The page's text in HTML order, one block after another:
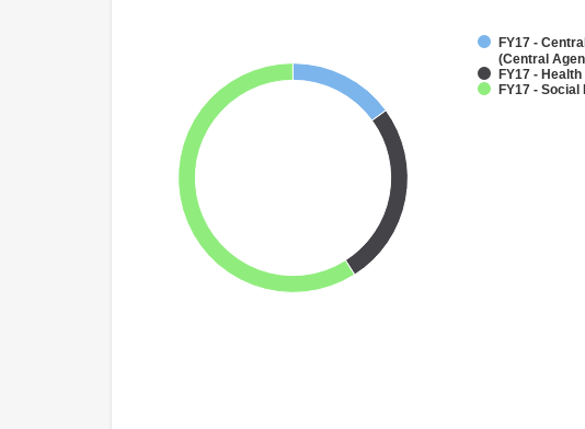
FY17 -
(Central
FY17 - Health
FY17 -